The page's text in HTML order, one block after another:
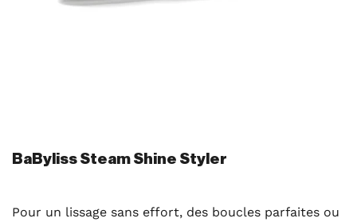
BaByliss Steam Shine Styler
Pour un lissage sans effort, des boucles parfaites ou